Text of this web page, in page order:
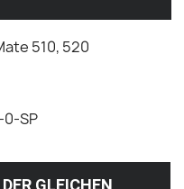
510, 520
SP
GLEICHEN